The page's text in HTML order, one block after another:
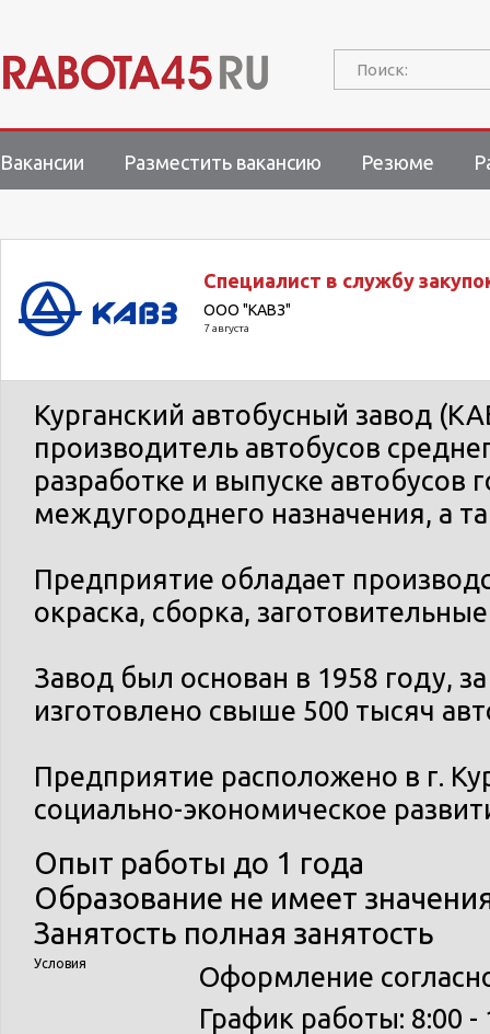
Поиск:
Вакансии Разместить вакансию Резюме
Специалист в службу
ООО "КАВЗ"
7 августа
Курганский автобусный завод
производитель автобусов
разработке и выпуске автобусов
междугороднего назначения, а
Предприятие обладает
окраска, сборка,
Завод был основан в 1958 году,
изготовлено свыше 500 тысяч
Предприятие расположено в г.
социально-экономическое
Опыт работы до 1 года
Образование не имеет
Занятость полная занятость
Условия
Оформление
График работы: 8:00